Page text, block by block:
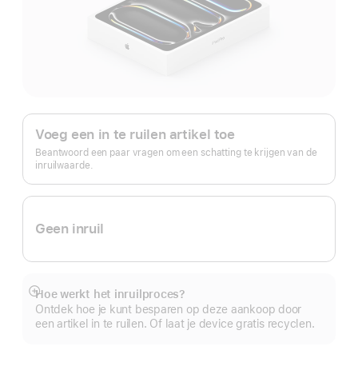
Apple Trade In.
Voeg een in te ruilen artikel toe
Beantwoord een paar vragen om een schatting te krijgen van de
inruilwaarde.
Geen inruil
Hoe werkt het inruilproces?
Ontdek hoe je kunt besparen op deze aankoop door
een artikel in te ruilen. Of laat je device gratis recyclen.
Meer